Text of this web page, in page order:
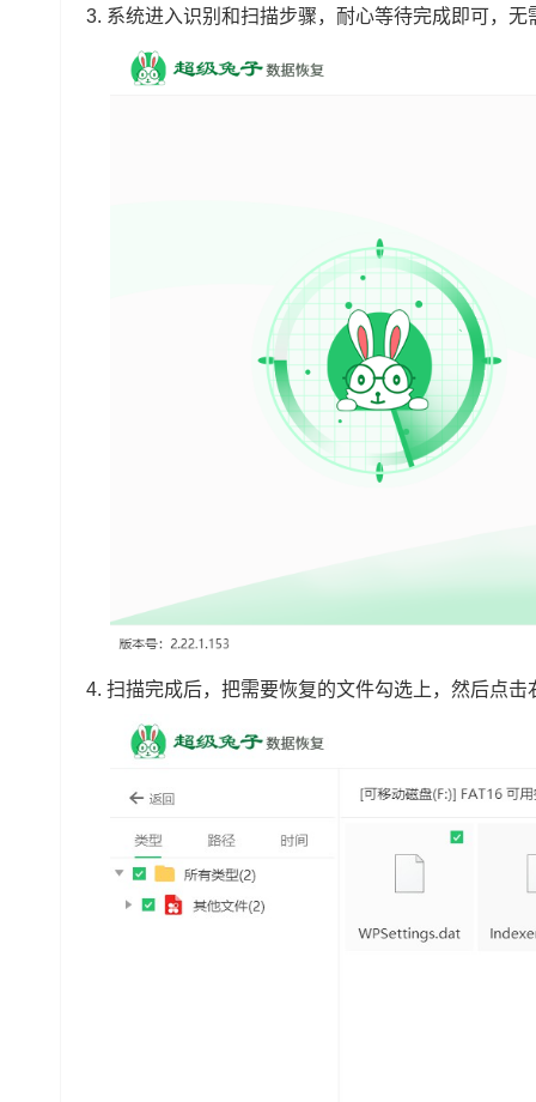
3. 系统进入识别和扫描步骤，耐心等待完成即可，无
4. 扫描完成后，把需要恢复的文件勾选上，然后点击